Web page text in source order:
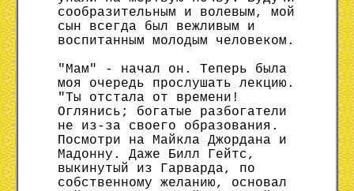
сообразительным и волевым, мой
сын всегда был вежливым и
воспитанным молодым человеком.
"Мам" - начал он. Теперь была
моя очередь прослушать лекцию.
"Ты отстала от времени!
Оглянись; богатые разбогатели
не из-за своего образования.
Посмотри на Майкла Джордана и
Мадонну. Даже Билл Гейтс,
выкинутый из Гарварда, по
собственному желанию, основал